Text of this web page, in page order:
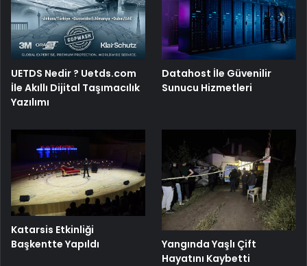
UETDS Nedir ? Uetds.com
İle Akıllı Dijital Taşımacılık
Yazılımı
Datahost İle Güvenilir
Sunucu Hizmetleri
Katarsis Etkinliği
Başkentte Yapıldı
Yangında Yaşlı Çift
Hayatını Kaybetti